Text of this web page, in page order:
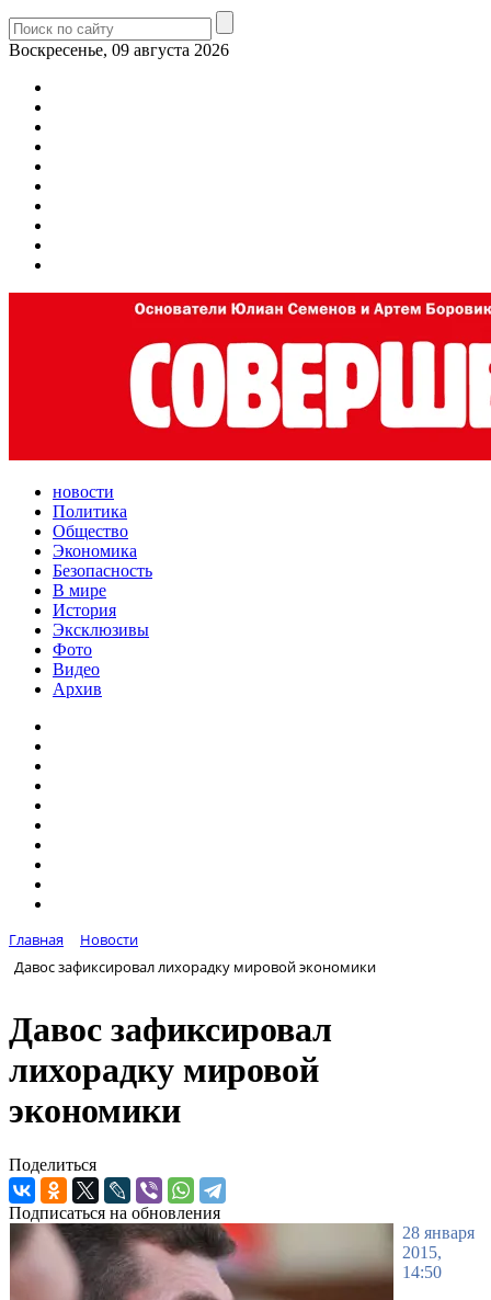
Воскресенье, 09 августа 2026
новости
Политика
Общество
Экономика
Безопасность
В мире
История
Эксклюзивы
Фото
Видео
Архив
Главная
Новости
Давос зафиксировал лихорадку мировой экономики
Давос зафиксировал
лихорадку мировой
экономики
Поделиться
Подписаться на обновления
28 января
2015,
14:50